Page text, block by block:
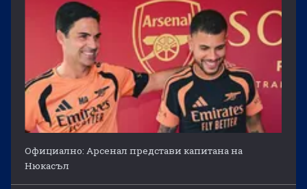
Официално: Арсенал представи капитана на
Нюкасъл